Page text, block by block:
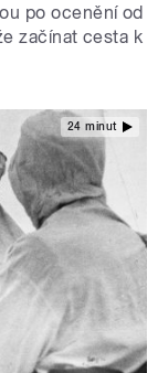
po ocenění od
začínat cesta k
24 minut